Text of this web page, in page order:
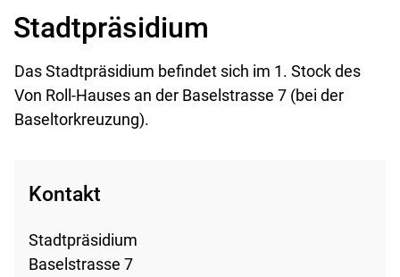
Stadtpräsidium
Das Stadtpräsidium befindet sich im 1. Stock des
Von Roll-Hauses an der Baselstrasse 7 (bei der
Baseltorkreuzung).
Kontakt
Stadtpräsidium
Baselstrasse 7